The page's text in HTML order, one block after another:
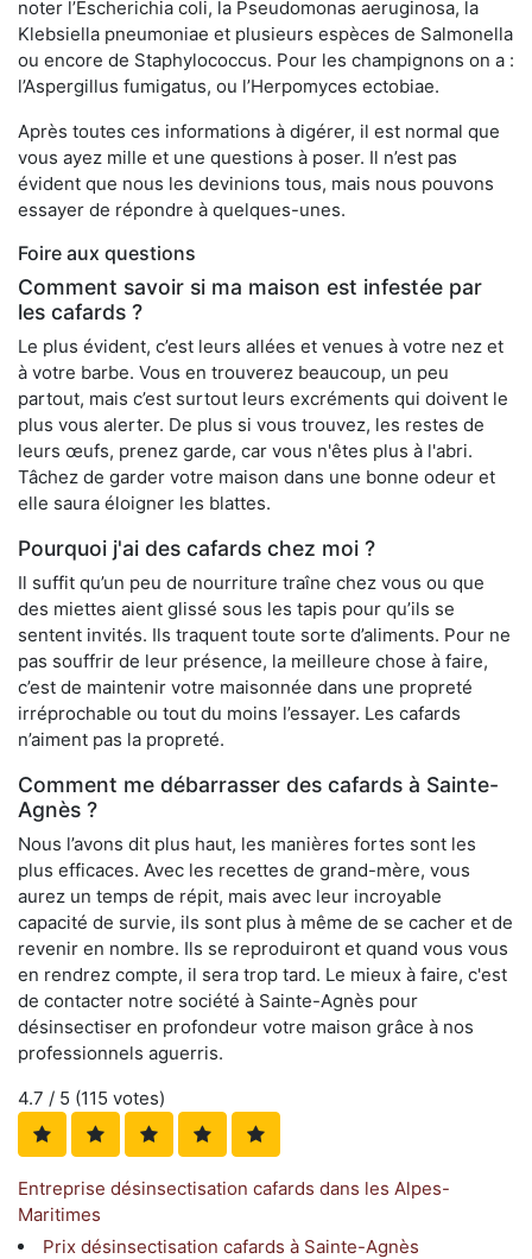
noter l’Escherichia coli, la Pseudomonas aeruginosa, la
Klebsiella pneumoniae et plusieurs espèces de Salmonella
ou encore de Staphylococcus. Pour les champignons on a :
l’Aspergillus fumigatus, ou l’Herpomyces ectobiae.
Après toutes ces informations à digérer, il est normal que
vous ayez mille et une questions à poser. Il n’est pas
évident que nous les devinions tous, mais nous pouvons
essayer de répondre à quelques-unes.
Foire aux questions
Comment savoir si ma maison est infestée par
les cafards ?
Le plus évident, c’est leurs allées et venues à votre nez et
à votre barbe. Vous en trouverez beaucoup, un peu
partout, mais c’est surtout leurs excréments qui doivent le
plus vous alerter. De plus si vous trouvez, les restes de
leurs œufs, prenez garde, car vous n'êtes plus à l'abri.
Tâchez de garder votre maison dans une bonne odeur et
elle saura éloigner les blattes.
Pourquoi j'ai des cafards chez moi ?
Il suffit qu’un peu de nourriture traîne chez vous ou que
des miettes aient glissé sous les tapis pour qu’ils se
sentent invités. Ils traquent toute sorte d’aliments. Pour ne
pas souffrir de leur présence, la meilleure chose à faire,
c’est de maintenir votre maisonnée dans une propreté
irréprochable ou tout du moins l’essayer. Les cafards
n’aiment pas la propreté.
Comment me débarrasser des cafards à Sainte-
Agnès ?
Nous l’avons dit plus haut, les manières fortes sont les
plus efficaces. Avec les recettes de grand-mère, vous
aurez un temps de répit, mais avec leur incroyable
capacité de survie, ils sont plus à même de se cacher et de
revenir en nombre. Ils se reproduiront et quand vous vous
en rendrez compte, il sera trop tard. Le mieux à faire, c'est
de contacter notre société à Sainte-Agnès pour
désinsectiser en profondeur votre maison grâce à nos
professionnels aguerris.
4.7 / 5 (115 votes)
Entreprise désinsectisation cafards dans les Alpes-
Maritimes
Prix désinsectisation cafards à Sainte-Agnès